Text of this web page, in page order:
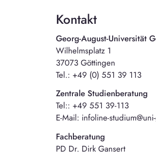
Kontakt
Georg-August-Universität
Wilhelmsplatz 1
37073 Göttingen
Tel.: +49 (0) 551 39 113
Zentrale Studienberatung
Tel:: +49 551 39-113
E-Mail: infoline-
Fachberatung
PD Dr. Dirk Gansert